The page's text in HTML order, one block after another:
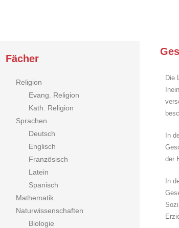
Fächer
Religion
Evang. Religion
Kath. Religion
Sprachen
Deutsch
Englisch
Französisch
Latein
Spanisch
Mathematik
Naturwissenschaften
Biologie
Die
In
der
In